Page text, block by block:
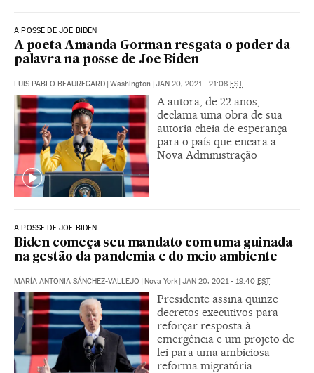
A POSSE DE JOE BIDEN
A poeta Amanda Gorman resgata o poder da
palavra na posse de Joe Biden
LUIS PABLO BEAUREGARD | Washington | JAN 20, 2021 - 21:08 EST
A autora, de 22 anos,
declama uma obra de sua
autoria cheia de esperança
para o país que encara a
Nova Administração
A POSSE DE JOE BIDEN
Biden começa seu mandato com uma guinada
na gestão da pandemia e do meio ambiente
MARÍA ANTONIA SÁNCHEZ-VALLEJO | Nova York | JAN 20, 2021 - 19:40 EST
Presidente assina quinze
decretos executivos para
reforçar resposta à
emergência e um projeto de
lei para uma ambiciosa
reforma migratória